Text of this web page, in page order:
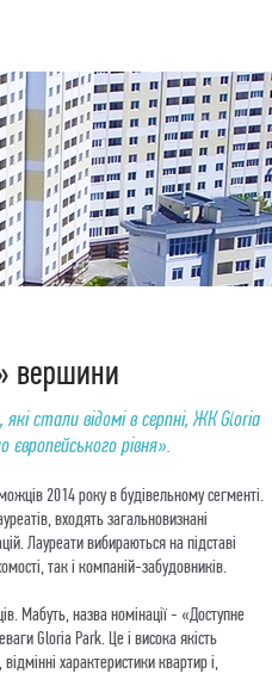
вершини
стали відомі в серпні, ЖК Gloria
рівня».
2014 року в будівельному сегменті.
входять загальновизнані
Лауреати вибираються на підставі
так і компаній-забудовників.
Мабуть, назва номінації - «Доступне
Gloria Park. Це і висока якість
характеристики квартир і,